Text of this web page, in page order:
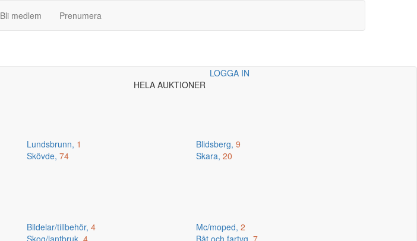
Bli medlem Prenumera
LOGGA IN
HELA AUKTIONER
Lundsbrunn, 1 Blidsberg, 9
Skövde, 74 Skara, 20
Bildelar/tillbehör, 4 Mc/moped, 2
Skog/lantbruk, 4 Båt och fartyg, 7